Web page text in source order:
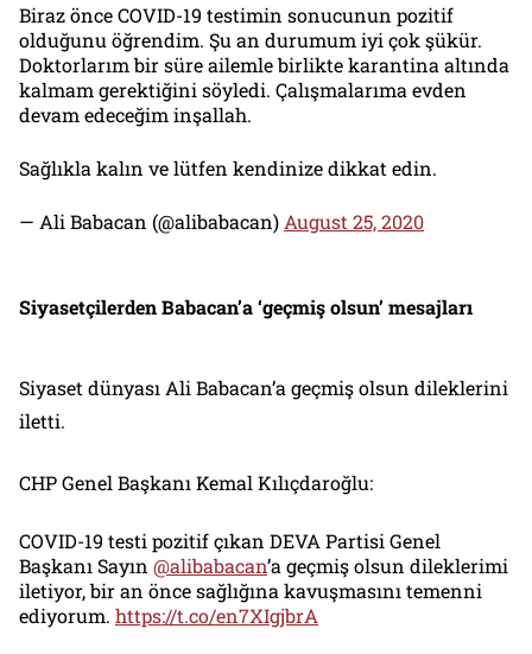
Biraz önce COVID-19 testimin sonucunun pozitif
olduğunu öğrendim. Şu an durumum iyi çok şükür.
Doktorlarım bir süre ailemle birlikte karantina altında
kalmam gerektiğini söyledi. Çalışmalarıma evden
devam edeceğim inşallah.
Sağlıkla kalın ve lütfen kendinize dikkat edin.
— Ali Babacan (@alibabacan) August 25, 2020
Siyasetçilerden Babacan’a ‘geçmiş olsun’ mesajları
Siyaset dünyası Ali Babacan’a geçmiş olsun dileklerini
iletti.
CHP Genel Başkanı Kemal Kılıçdaroğlu:
COVID-19 testi pozitif çıkan DEVA Partisi Genel
Başkanı Sayın @alibabacan’a geçmiş olsun dileklerimi
iletiyor, bir an önce sağlığına kavuşmasını temenni
ediyorum. https://t.co/en7XIgjbrA